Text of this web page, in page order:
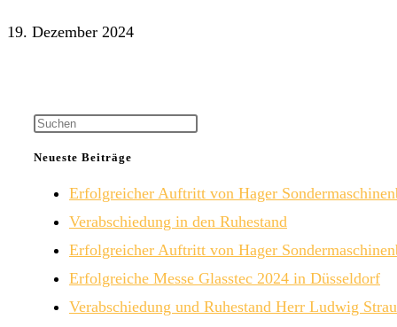
19. Dezember 2024
Neueste Beiträge
Erfolgreicher Auftritt von Hager
Verabschiedung in den Ruhestand
Erfolgreicher Auftritt von Hager
Erfolgreiche Messe Glasstec 2024 in Düsseldorf
Verabschiedung und Ruhestand Herr Ludwig